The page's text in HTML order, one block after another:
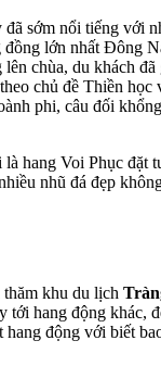
đã sớm nổi tiếng với
lớn nhất Đông
chùa, du khách
chủ đề Thiền
phi, câu đối
hang Voi Phục
nhũ đá đẹp
khu du lịch
hang động
động với biết